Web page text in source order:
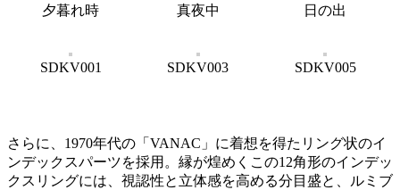
夕暮れ時 真夜中 日の出
SDKV001 SDKV003 SDKV005
さらに、1970年代の「VANAC」に着想を得たリング状のイ
ンデックスパーツを採用。縁が煌めくこの12角形のインデッ
クスリングには、視認性と立体感を高める分目盛と、ルミブ